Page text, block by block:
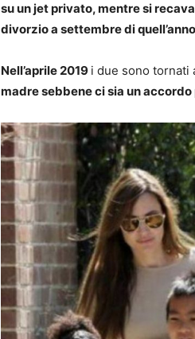
su un jet privato, mentre si
divorzio a settembre di
Nell’aprile 2019 i due sono tornati
madre sebbene ci sia un